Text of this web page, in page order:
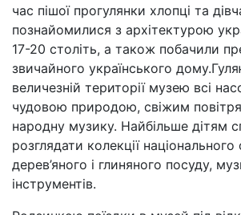
час пішої прогулянки хлопці та
познайомилися з архітектурою
17-20 століть, а також побачили
звичайного українського
величезній території музею всі
чудовою природою, свіжим
народну музику. Найбільше дітям
розглядати колекції національного
дерев’яного і глиняного посуду,
інструментів.